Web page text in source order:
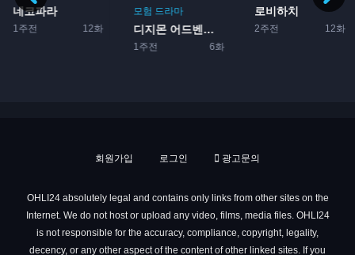
네코파라
1주전 12화
모험 드라마
디지몬 어드벤쳐 트라이
1주전 6화
로비하치
2주전 12화
회원가입 로그인 광고문의
OHLI24 absolutely legal and contains only links from other sites on the
Internet. We do not host or upload any video, films, media files. OHLI24
is not responsible for the accuracy, compliance, copyright, legality,
decency, or any other aspect of the content of other linked sites. If you